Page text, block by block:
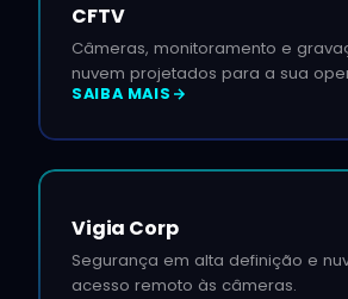
CFTV
Câmeras, monitoramento e
nuvem projetados para a sua
SAIBA MAIS
Vigia Corp
Segurança em alta definição e
acesso remoto às câmeras.